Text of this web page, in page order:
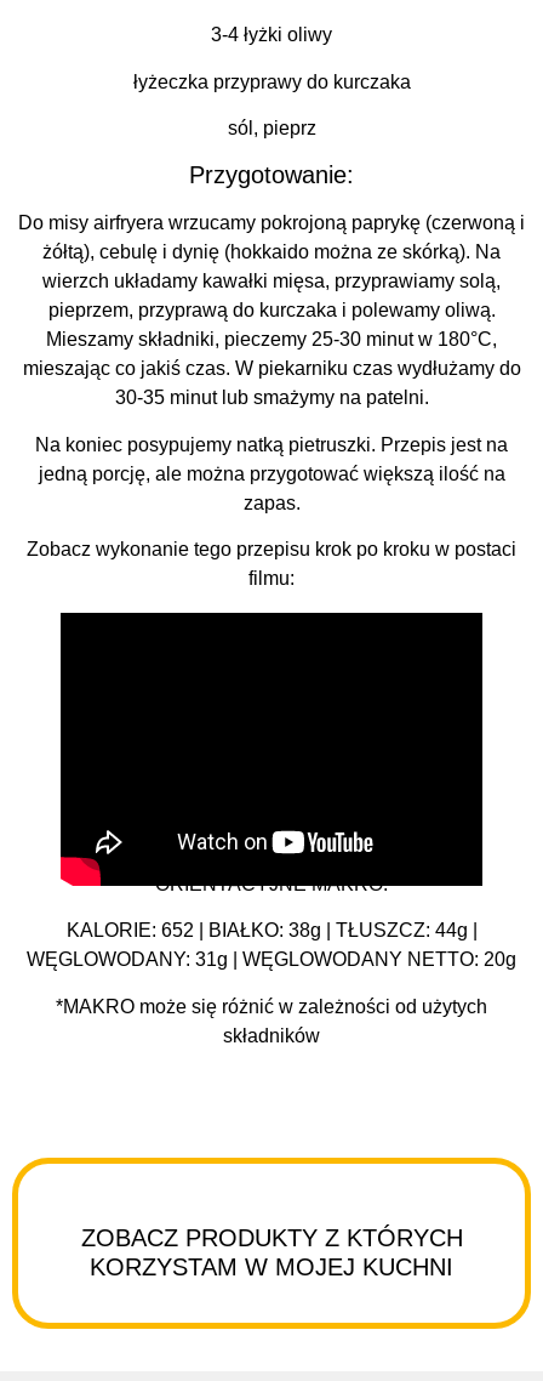
3-4 łyżki oliwy
łyżeczka przyprawy do kurczaka
sól, pieprz
Przygotowanie:
Do misy airfryera wrzucamy pokrojoną paprykę (czerwoną i
żółtą), cebulę i dynię (hokkaido można ze skórką). Na
wierzch układamy kawałki mięsa, przyprawiamy solą,
pieprzem, przyprawą do kurczaka i polewamy oliwą.
Mieszamy składniki, pieczemy 25-30 minut w 180°C,
mieszając co jakiś czas. W piekarniku czas wydłużamy do
30-35 minut lub smażymy na patelni.
Na koniec posypujemy natką pietruszki. Przepis jest na
jedną porcję, ale można przygotować większą ilość na
zapas.
Zobacz wykonanie tego przepisu krok po kroku w postaci
filmu:
ORIENTACYJNE MAKRO:
KALORIE: 652 | BIAŁKO: 38g | TŁUSZCZ: 44g |
WĘGLOWODANY: 31g | WĘGLOWODANY NETTO: 20g
*MAKRO może się różnić w zależności od użytych
składników
ZOBACZ PRODUKTY Z KTÓRYCH
KORZYSTAM W MOJEJ KUCHNI